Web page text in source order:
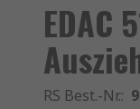
EDAC
RS Best.-Nr.: